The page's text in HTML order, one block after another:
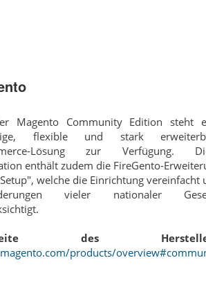
Magento Community Edition steht
flexible und stark
Lösung zur Verfügung.
enthält zudem die FireGento-
welche die Einrichtung vereinfacht
vieler nationaler
des
products/